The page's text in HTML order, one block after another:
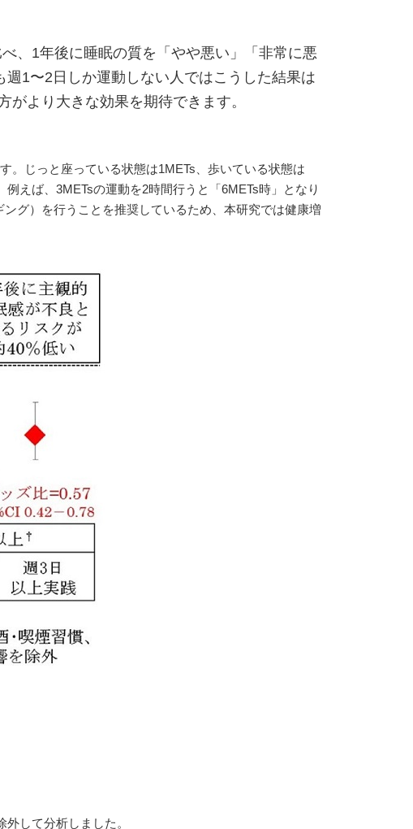
、1年後に睡眠の質を「やや悪い」「非常に悪
1〜2日しか運動しない人ではこうした結果は
より大きな効果を期待できます。
。じっと座っている状態は1METs、歩いている状態は
えば、3METsの運動を2時間行うと「6METs時」となり
グ）を行うことを推奨しているため、本研究では健康増
して分析しました。